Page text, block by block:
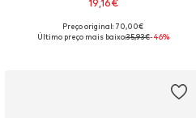
19,16€
Tamanhos disponíveis: One Size
Preço original: 70,00€
Último preço mais baixo:35,93€-46%